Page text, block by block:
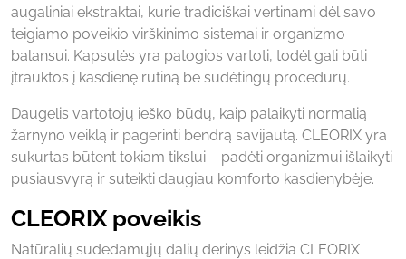
augaliniai ekstraktai, kurie tradiciškai vertinami dėl savo
teigiamo poveikio virškinimo sistemai ir organizmo
balansui. Kapsulės yra patogios vartoti, todėl gali būti
įtrauktos į kasdienę rutiną be sudėtingų procedūrų.
Daugelis vartotojų ieško būdų, kaip palaikyti normalią
žarnyno veiklą ir pagerinti bendrą savijautą. CLEORIX yra
sukurtas būtent tokiam tikslui – padėti organizmui išlaikyti
pusiausvyrą ir suteikti daugiau komforto kasdienybėje.
CLEORIX poveikis
Natūralių sudedamųjų dalių derinys leidžia CLEORIX